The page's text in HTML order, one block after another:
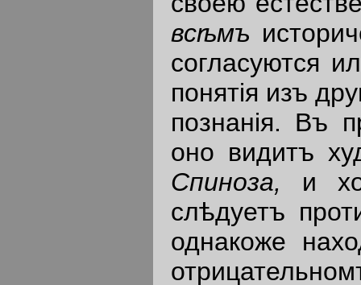
всѣмъ
согласуются
понятiя изъ
познанiя. Въ
оно видитъ
Спиноза, и
слѣдуетъ
однакоже